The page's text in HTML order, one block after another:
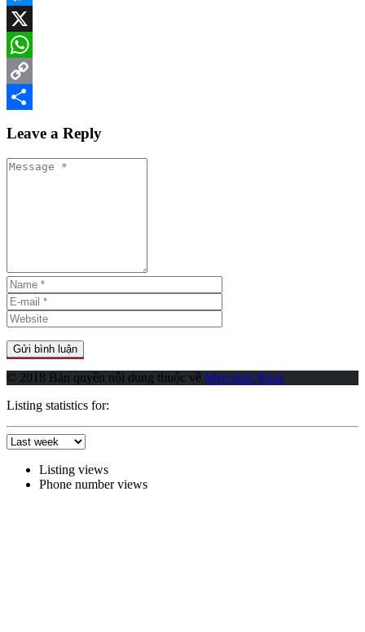
Messenger
X
WhatsApp
Copy
Leave a Reply
© 2018 Bản quyền nội dung thuộc về Mercedes Benz
Listing statistics for:
Listing views
Phone number views